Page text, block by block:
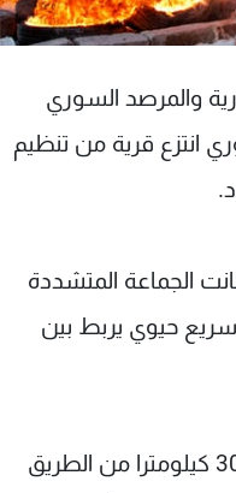
والمرصد السوري
انتزع قرية من تنظيم
الجماعة المتشددة
حيوي يربط بين
وتقع قرية الحدث على بعد نحو 30 كيلومترا من الطريق